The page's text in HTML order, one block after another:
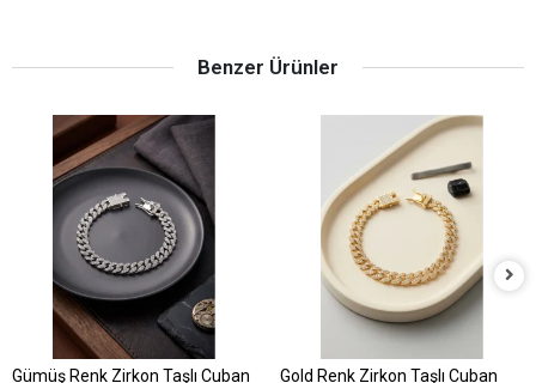
Benzer Ürünler
Gümüş Renk Zirkon Taşlı Cuban
Gold Renk Zirkon Taşlı Cuban